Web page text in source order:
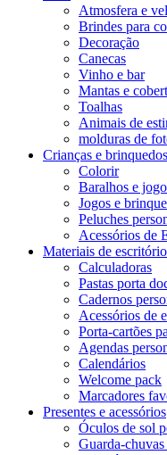
Atmosfera e
Brindes para
Decoração
Canecas
Vinho e bar
Mantas e
Toalhas
Animais de
molduras de
Crianças e brinquedos
Colorir
Baralhos e
Jogos e
Peluches
Acessórios de
Materiais de
Calculadoras
Pastas porta
Cadernos
Acessórios de
Porta-cartões
Agendas
Calendários
Welcome pack
Marcadores
Presentes e acessórios
Óculos de sol
Guarda-